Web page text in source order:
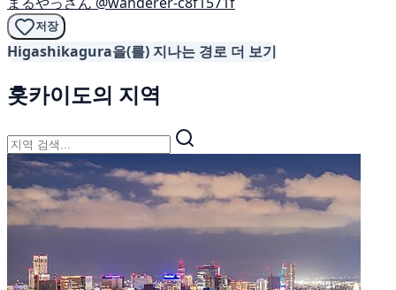
저장
Higashikagura을(를) 지나는 경로 더 보기
홋카이도의 지역